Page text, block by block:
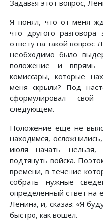
Задавая этот вопрос,
Я понял, что от меня
что другого
ответу на такой вопрос
необходимо было
положение и впрямь
комиссары, которые
меня скрыли? Под
сформулировал
следующем.
Положение еще не
находимся,
июля начать нельзя,
подтянуть войска.
времени, в течение
собрать нужные
определенный ответ на
Ленина, и, сказав: «Я
быстро, как вошел.